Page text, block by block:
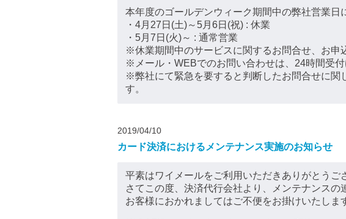
本年度のゴールデンウィーク期間中の弊社営業日
・4月27日(土)～5月6日(祝) : 休業
・5月7日(火)～ : 通常営業
※休業期間中のサービスに関するお問合せ、お申
※メール・WEBでのお問い合わせは、24時間受付
※弊社にて緊急を要すると判断したお問合せに関
す。
2019/04/10
カード決済におけるメンテナンス実施のお知らせ
平素はワイメールをご利用いただきありがとうご
さてこの度、決済代行会社より、メンテナンスの
お客様におかれましてはご不便をお掛けいたしま